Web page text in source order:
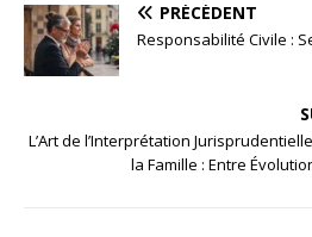
PRÉCÉDENT
Responsabilité Civile :
L’Art de l’Interprétation
la Famille : Entre